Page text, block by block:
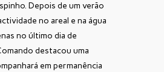
Depois de um verão
no areal e na água
no último dia de
destacou uma
em permanência